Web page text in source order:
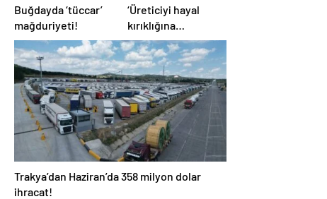
Buğdayda ‘tüccar’
mağduriyeti!
‘Üreticiyi hayal
kırıklığına
uğratmayın’
Trakya’dan Haziran’da 358 milyon dolar
ihracat!